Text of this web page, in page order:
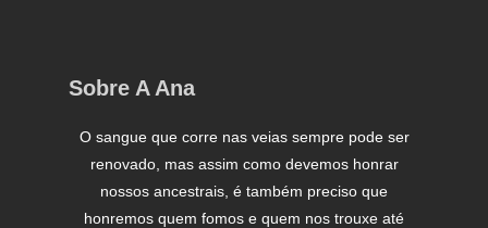
Sobre A Ana
O sangue que corre nas veias sempre pode ser
renovado, mas assim como devemos honrar
nossos ancestrais, é também preciso que
honremos quem fomos e quem nos trouxe até